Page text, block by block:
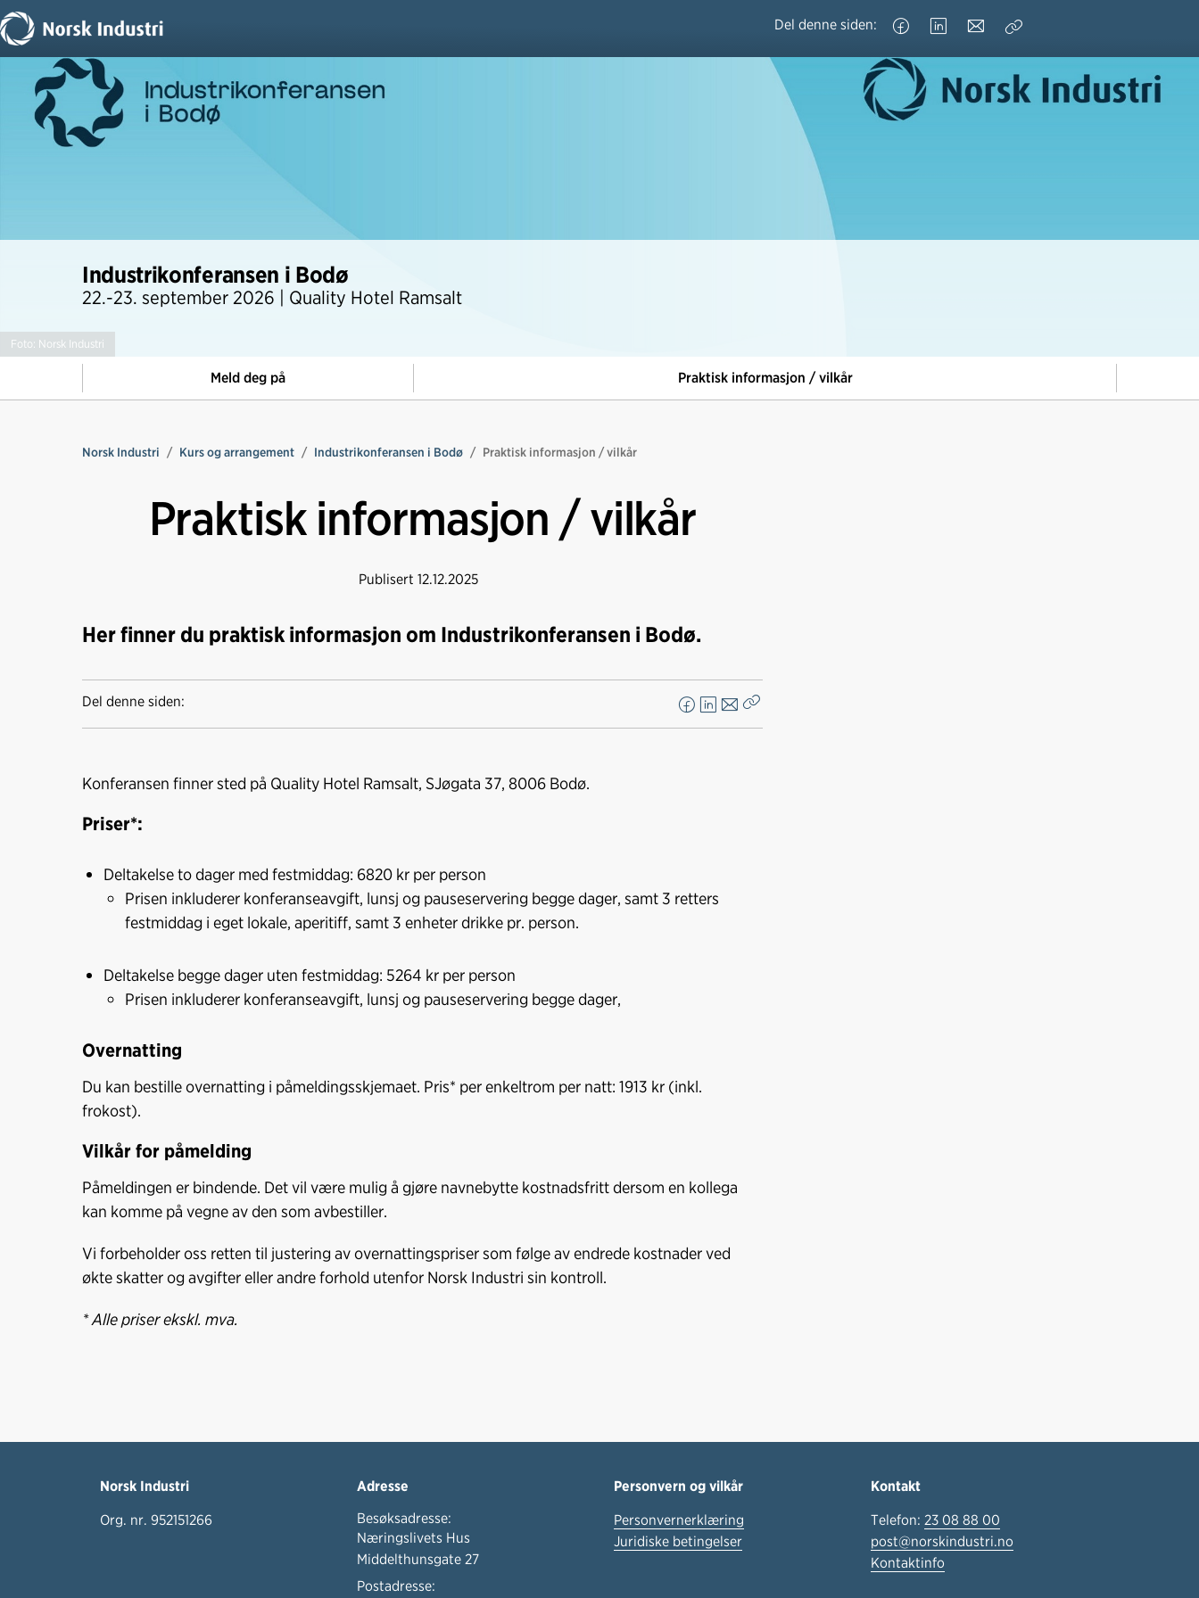
Del denne siden:
Foto: Norsk Industri
Industrikonferansen i Bodø
22.-23. september 2026 | Quality Hotel Ramsalt
Meld deg på Praktisk informasjon / vilkår
Norsk Industri Kurs og arrangement Industrikonferansen i Bodø Praktisk informasjon / vilkår
Praktisk informasjon / vilkår
Publisert12.12.2025
Her finner du praktisk informasjon om Industrikonferansen i Bodø.
Del denne siden:
F
a
L
i
E
-
Konferansen finner sted på Quality Hotel Ramsalt, SJøgata 37, 8006 Bodø.
Priser*:
Deltakelse to dager med festmiddag: 6820 kr per person
Prisen inkluderer konferanseavgift, lunsj og pauseservering begge dager, samt 3 retters
festmiddag i eget lokale, aperitiff, samt 3 enheter drikke pr. person.
Deltakelse begge dager uten festmiddag: 5264 kr per person
Prisen inkluderer konferanseavgift, lunsj og pauseservering begge dager,
Overnatting
Du kan bestille overnatting i påmeldingsskjemaet. Pris* per enkeltrom per natt: 1913 kr (inkl.
frokost).
Vilkår for påmelding
Påmeldingen er bindende. Det vil være mulig å gjøre navnebytte kostnadsfritt dersom en kollega
kan komme på vegne av den som avbestiller.
Vi forbeholder oss retten til justering av overnattingspriser som følge av endrede kostnader ved
økte skatter og avgifter eller andre forhold utenfor Norsk Industri sin kontroll.
* Alle priser ekskl. mva.
Norsk Industri
Org. nr. 952151266
Adresse
Besøksadresse:
Næringslivets Hus
Middelthunsgate 27
Postadresse:
Personvern og vilkår
Personvernerklæring
Juridiske betingelser
Kontakt
Telefon: 23 08 88 00
post@norskindustri.no
Kontaktinfo